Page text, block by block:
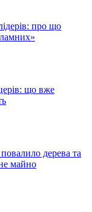
про що
що вже
дерева та
майно